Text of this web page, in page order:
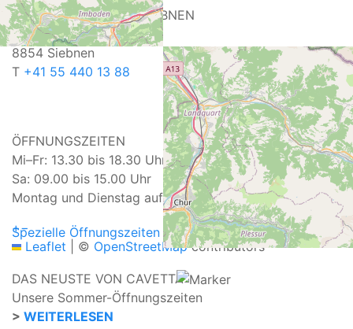
+−
Leaflet
© OpenStreetMapcontributors
CAVETTA VINOTHEK SIEBNEN
Glarnerstrasse 27
8854 Siebnen
T +41 55 440 13 88
ÖFFNUNGSZEITEN
Mi–Fr: 13.30 bis 18.30 Uhr
Sa: 09.00 bis 15.00 Uhr
Montag und Dienstag auf Anmeldung
Spezielle Öffnungszeiten
DAS NEUSTE VON CAVETTA
Unsere Sommer-Öffnungszeiten
> WEITERLESEN